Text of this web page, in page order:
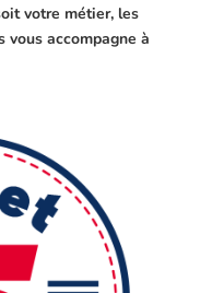
votre métier, les
vous accompagne à